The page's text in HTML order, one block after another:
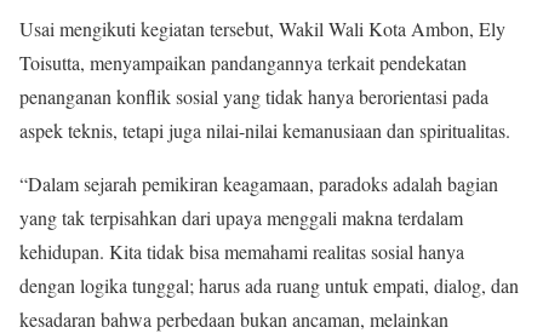
Usai mengikuti kegiatan tersebut, Wakil Wali Kota Ambon, Ely
Toisutta, menyampaikan pandangannya terkait pendekatan
penanganan konflik sosial yang tidak hanya berorientasi pada
aspek teknis, tetapi juga nilai-nilai kemanusiaan dan spiritualitas.
“Dalam sejarah pemikiran keagamaan, paradoks adalah bagian
yang tak terpisahkan dari upaya menggali makna terdalam
kehidupan. Kita tidak bisa memahami realitas sosial hanya
dengan logika tunggal; harus ada ruang untuk empati, dialog, dan
kesadaran bahwa perbedaan bukan ancaman, melainkan